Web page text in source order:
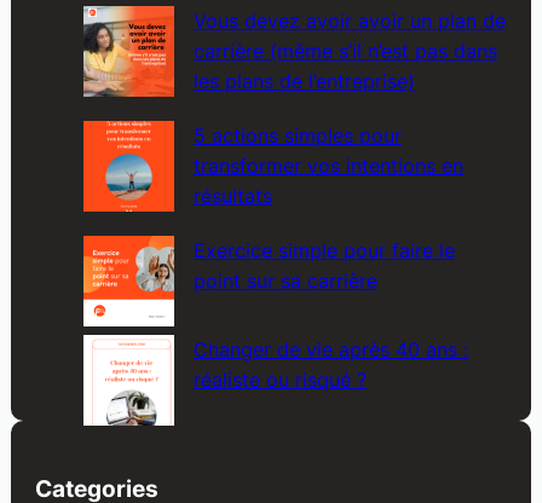
Vous devez avoir avoir un plan de
carrière (même s’il n’est pas dans
les plans de l’entreprise)
5 actions simples pour
transformer vos intentions en
résultats
Exercice simple pour faire le
point sur sa carrière
Changer de vie après 40 ans :
réaliste ou risqué ?
Categories